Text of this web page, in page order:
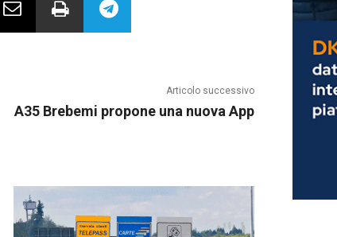
Articolo successivo
A35 Brebemi propone una nuova App